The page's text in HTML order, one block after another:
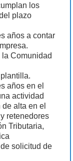
los
plazo
años a contar
Comunidad
años en el
actividad
alta en el
retenedores
Tributaria,
solicitud de